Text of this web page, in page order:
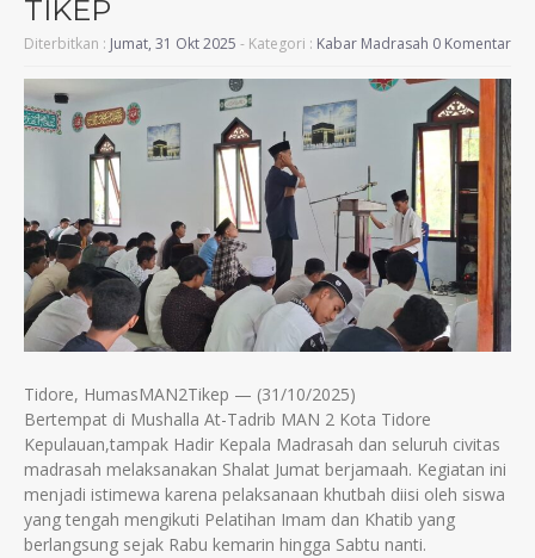
TIKEP
Diterbitkan : Jumat, 31 Okt 2025 - Kategori : Kabar Madrasah 0 Komentar
Tidore, HumasMAN2Tikep — (31/10/2025)
Bertempat di Mushalla At-Tadrib MAN 2 Kota Tidore
Kepulauan,tampak Hadir Kepala Madrasah dan seluruh civitas
madrasah melaksanakan Shalat Jumat berjamaah. Kegiatan ini
menjadi istimewa karena pelaksanaan khutbah diisi oleh siswa
yang tengah mengikuti Pelatihan Imam dan Khatib yang
berlangsung sejak Rabu kemarin hingga Sabtu nanti.